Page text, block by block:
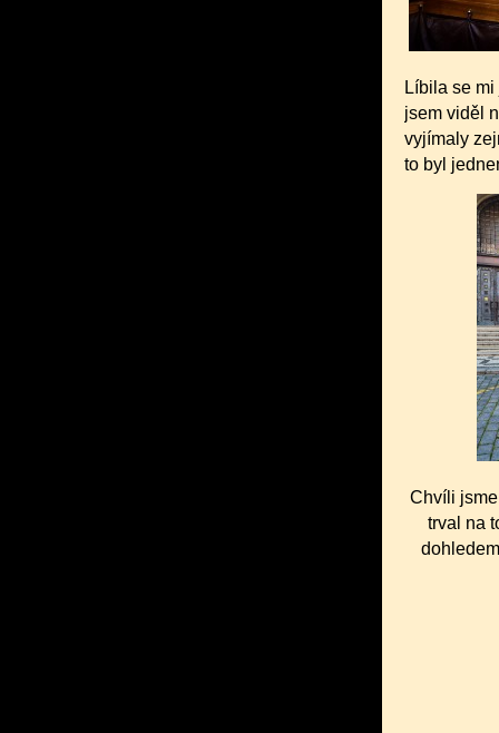
Líbila se
jsem viděl
vyjímaly
to byl
Chvíli
trval na